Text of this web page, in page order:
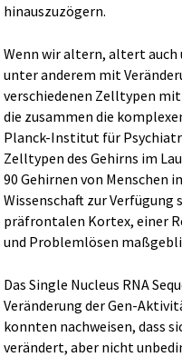
hinauszuzögern.
Wenn wir altern, altert auch
unter anderem mit
verschiedenen Zelltypen
die zusammen die
Planck-Institut für
Zelltypen des Gehirns im
90 Gehirnen von Menschen
Wissenschaft zur
präfrontalen Kortex, einer
und Problemlösen
Das Single Nucleus RNA
Veränderung der Gen-
konnten nachweisen, dass
verändert, aber nicht